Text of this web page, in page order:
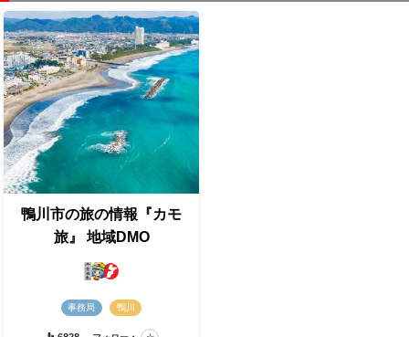
鴨川市の旅の情報『カモ
旅』 地域DMO
事務局 鴨川